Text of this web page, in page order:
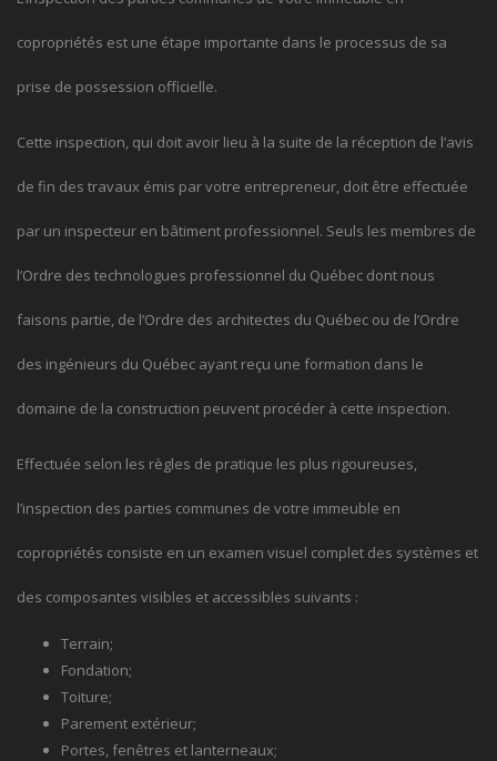
copropriétés est une étape importante dans le processus de sa
prise de possession officielle.
Cette inspection, qui doit avoir lieu à la suite de la réception de l’avis
de fin des travaux émis par votre entrepreneur, doit être effectuée
par un inspecteur en bâtiment professionnel. Seuls les membres de
l’Ordre des technologues professionnel du Québec dont nous
faisons partie, de l’Ordre des architectes du Québec ou de l’Ordre
des ingénieurs du Québec ayant reçu une formation dans le
domaine de la construction peuvent procéder à cette inspection.
Effectuée selon les règles de pratique les plus rigoureuses,
l’inspection des parties communes de votre immeuble en
copropriétés consiste en un examen visuel complet des systèmes et
des composantes visibles et accessibles suivants :
Terrain;
Fondation;
Toiture;
Parement extérieur;
Portes, fenêtres et lanterneaux;